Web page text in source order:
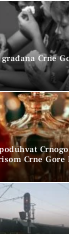
Crne
Crne Gore